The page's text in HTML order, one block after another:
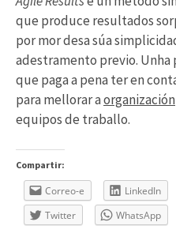
que produce resultados
por mor desa súa
adestramento previo.
que paga a pena ter en
para mellorar aorganización
equipos de traballo.
Compartir:
Correo-e LinkedIn
Twitter
WhatsApp